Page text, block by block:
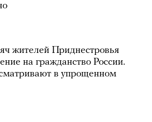
жителей Приднестровья
на гражданство России.
в упрощенном